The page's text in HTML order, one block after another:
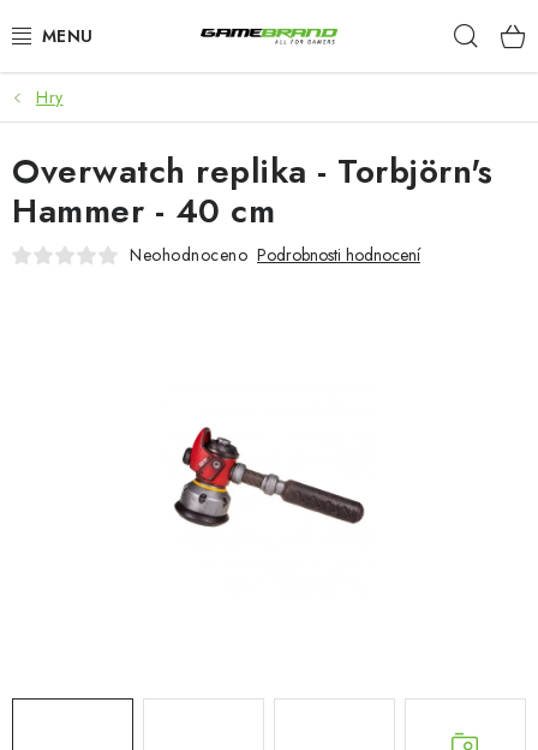
na
KATEGORIE
FILMY A SERIÁLY
HRY
Doprava a platba Kontakt
Hry
Overwatch replika - Torbjörn's
Hammer - 40 cm
Neohodnoceno Podrobnosti hodnocení